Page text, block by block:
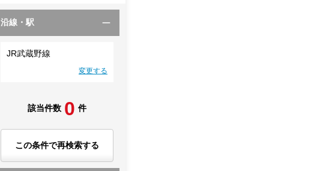
沿線・駅
JR武蔵野線
変更する
該当件数 0 件
この条件で再検索する